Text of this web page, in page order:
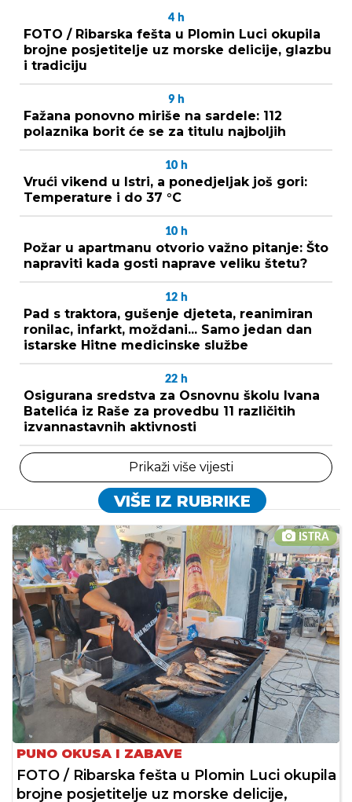
4 h
FOTO / Ribarska fešta u Plomin Luci okupila
brojne posjetitelje uz morske delicije, glazbu
i tradiciju
9 h
Fažana ponovno miriše na sardele: 112
polaznika borit će se za titulu najboljih
10 h
Vrući vikend u Istri, a ponedjeljak još gori:
Temperature i do 37 °C
10 h
Požar u apartmanu otvorio važno pitanje: Što
napraviti kada gosti naprave veliku štetu?
12 h
Pad s traktora, gušenje djeteta, reanimiran
ronilac, infarkt, moždani... Samo jedan dan
istarske Hitne medicinske službe
22 h
Osigurana sredstva za Osnovnu školu Ivana
Batelića iz Raše za provedbu 11 različitih
izvannastavnih aktivnosti
Prikaži više vijesti
VIŠE IZ RUBRIKE
ISTRA
PUNO OKUSA I ZABAVE
FOTO / Ribarska fešta u Plomin Luci okupila
brojne posjetitelje uz morske delicije,